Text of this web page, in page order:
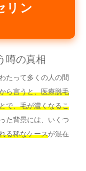
リン
噂の真相
たって多くの人の間
ら言うと、医療脱毛
で、毛が濃くなるこ
た背景には、いくつ
る稀なケースが混在